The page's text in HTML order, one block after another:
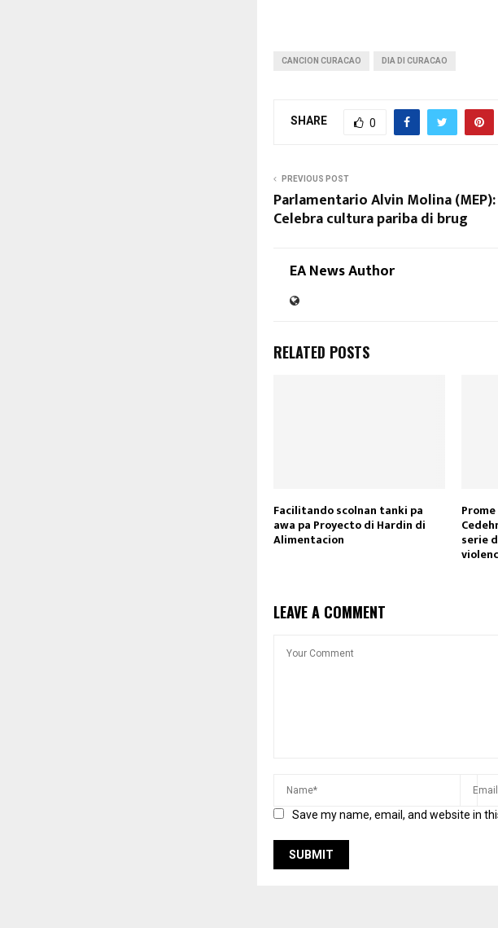
CANCION CURACAO DIA DI CURACAO
SHARE 0
PREVIOUS POST
Parlamentario Alvin Molina (MEP):
Celebra cultura pariba di brug
EA News Author
RELATED POSTS
Facilitando scolnan tanki pa
awa pa Proyecto di Hardin di
Alimentacion serie
LEAVE A COMMENT
Save my name, email, and website in